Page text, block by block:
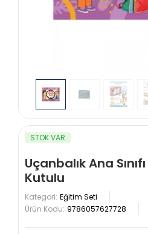
STOK VAR
Uçanbalık Ana
Kutulu
Kategori: Eğitim Seti
Ürün Kodu: 9786057627728